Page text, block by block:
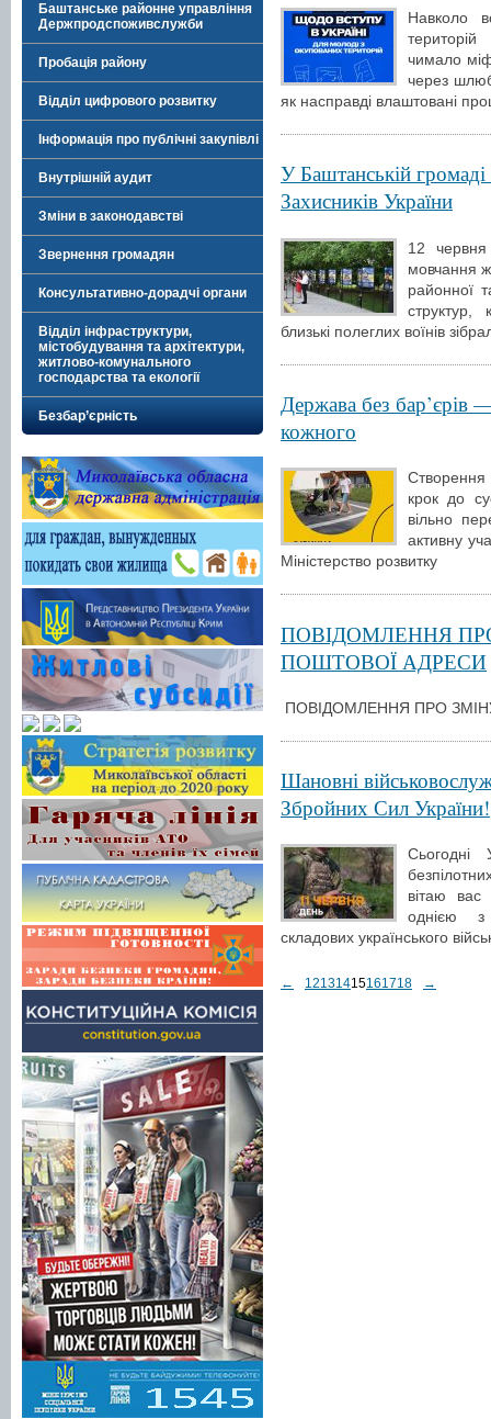
Баштанське районне управління
Держпродспоживслужби
Пробація району
Відділ цифрового розвитку
Інформація про публічні закупівлі
Внутрішній аудит
Зміни в законодавстві
Звернення громадян
Консультативно-дорадчі органи
Відділ інфраструктури,
містобудування та архітектури,
житлово-комунального
господарства та екології
Безбар’єрність
Навколо
чимало
через
як насправді влаштовані
У Баштанській
Захисників України
12 червня
мовчання
районної
структур,
близькі полеглих воїнів
Держава без бар’єрів
кожного
крок до
вільно
активну
Міністерство розвитку
ПОВІДОМЛЕННЯ
ПОШТОВОЇ АДРЕСИ
ПОВІДОМЛЕННЯ ПРО
Шановні
Збройних Сил України!
Сьогодні
вітаю
однією з
складових українського
← 12131415161718 →